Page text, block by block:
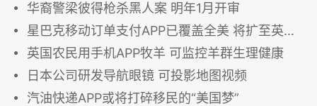
华裔警梁彼得枪杀黑人案 明年1月开审
星巴克移动订单支付APP已覆盖全美 将扩至英国加拿大
英国农民用手机APP牧羊 可监控羊群生理健康
日本公司研发导航眼镜 可投影地图视频
汽油快递APP或将打碎移民的“美国梦”